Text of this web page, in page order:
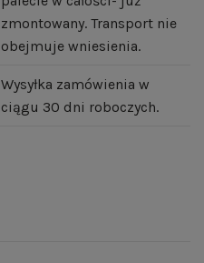
zmontowany. Transport nie
obejmuje wniesienia.
Wysyłka zamówienia w
ciągu 30 dni roboczych.